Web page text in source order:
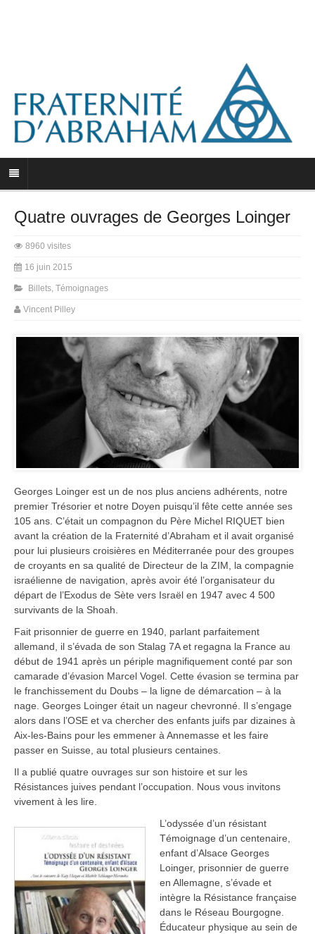
Quatre ouvrages de Georges Loinger
8960 visites
16 juin 2015
Billets, Témoignages
Vincent Pilley
Georges Loinger est un de nos plus anciens adhérents, notre
premier Trésorier et notre Doyen puisqu’il fête cette année ses
105 ans. C’était un compagnon du Père Michel RIQUET bien
avant la création de la Fraternité d’Abraham et il avait organisé
pour lui plusieurs croisières en Méditerranée pour des groupes
de croyants en sa qualité de Directeur de la ZIM, la compagnie
israélienne de navigation, après avoir été l’organisateur du
départ de l’Exodus de Sète vers Israël en 1947 avec 4 500
survivants de la Shoah.
Fait prisonnier de guerre en 1940, parlant parfaitement
allemand, il s’évada de son Stalag 7A et regagna la France au
début de 1941 après un périple magnifiquement conté par son
camarade d’évasion Marcel Vogel. Cette évasion se termina par
le franchissement du Doubs – la ligne de démarcation – à la
nage. Georges Loinger était un nageur chevronné. Il s’engage
alors dans l’OSE et va chercher des enfants juifs par dizaines à
Aix-les-Bains pour les emmener à Annemasse et les faire
passer en Suisse, au total plusieurs centaines.
Il a publié quatre ouvrages sur son histoire et sur les
Résistances juives pendant l’occupation. Nous vous invitons
vivement à les lire.
L’odyssée d’un résistant
Témoignage d’un centenaire,
enfant d’Alsace Georges
Loinger, prisonnier de guerre
en Allemagne, s’évade et
intègre la Résistance française
dans le Réseau Bourgogne.
Éducateur physique au sein de